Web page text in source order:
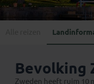
Bevolking
Zweden heeft ruim 10